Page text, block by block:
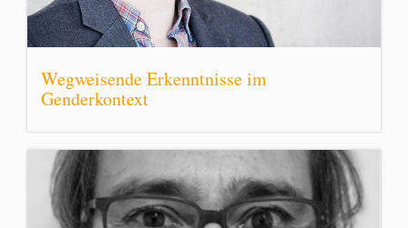
Wegweisende Erkenntnisse im
Genderkontext